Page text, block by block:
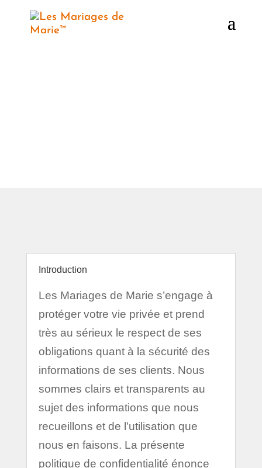
Introduction
Les Mariages de Marie s’engage à
protéger votre vie privée et prend
très au sérieux le respect de ses
obligations quant à la sécurité des
informations de ses clients. Nous
sommes clairs et transparents au
sujet des informations que nous
recueillons et de l’utilisation que
nous en faisons. La présente
politique de confidentialité énonce